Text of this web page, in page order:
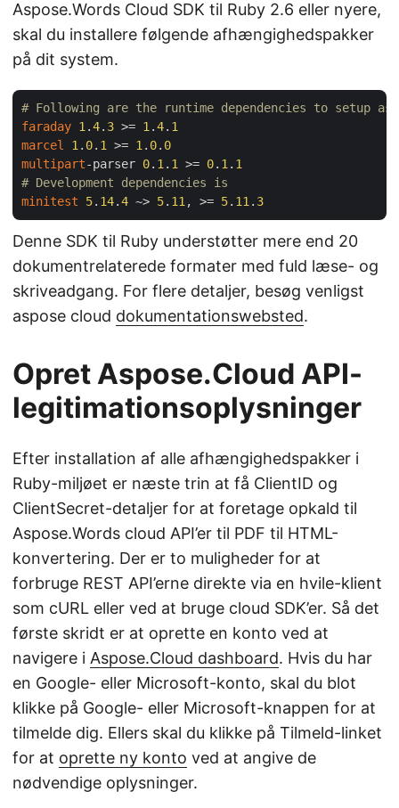
Aspose.Words Cloud SDK til Ruby 2.6 eller nyere,
skal du installere følgende afhængighedspakker
på dit system.
# Following are the runtime dependencies to setup
faraday 1 .4. 3 >= 1 .4. 1
marcel
1 . 0. 1 >= 1 . 0. 0
multipart-parser 0. 1 . 1 >= 0. 1 . 1
# Development dependencies is
minitest
5. 14.4 ~> 5. 11 , >= 5. 11 . 3
Denne SDK til Ruby understøtter mere end 20
dokumentrelaterede formater med fuld læse- og
skriveadgang. For flere detaljer, besøg venligst
aspose cloud dokumentationswebsted.
Opret Aspose.Cloud API-
legitimationsoplysninger
Efter installation af alle afhængighedspakker i
Ruby-miljøet er næste trin at få ClientID og
ClientSecret-detaljer for at foretage opkald til
Aspose.Words cloud API’er til PDF til HTML-
konvertering. Der er to muligheder for at
forbruge REST API’erne direkte via en hvile-klient
som cURL eller ved at bruge cloud SDK’er. Så det
første skridt er at oprette en konto ved at
navigere i Aspose.Cloud dashboard. Hvis du har
en Google- eller Microsoft-konto, skal du blot
klikke på Google- eller Microsoft-knappen for at
tilmelde dig. Ellers skal du klikke på Tilmeld-linket
for at oprette ny konto ved at angive de
nødvendige oplysninger.